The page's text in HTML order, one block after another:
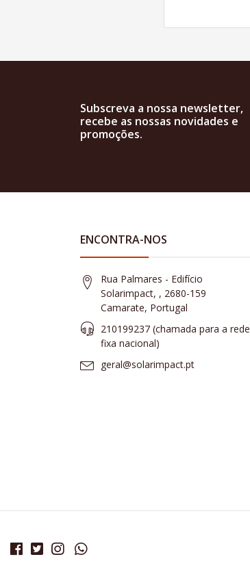
Subscreva a nossa newsletter,
recebe as nossas novidades e
promoções.
ENCONTRA-NOS
Rua Palmares - Edifício
Solarimpact, , 2680-159
Camarate, Portugal
210199237 (​chamada para a rede
fixa nacional)
geral@solarimpact.pt